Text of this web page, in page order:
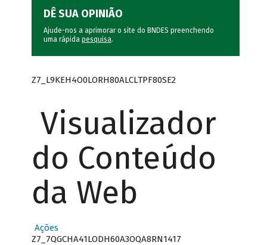
DÊ SUA OPINIÃO
Ajude-nos a aprimorar o site do BNDES preenchendo
uma rápida pesquisa.
Z7_L9KEH4O0LORH80ALCLTPF80SE2
Visualizador
do Conteúdo
da Web
Ações
Z7_7QGCHA41LODH60A3OQA8RN1417